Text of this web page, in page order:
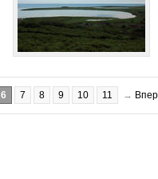
6 7 8 9 10 11 →